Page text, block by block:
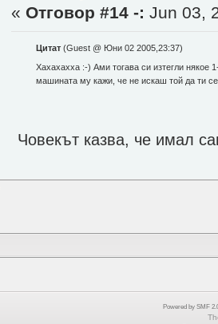
« Отговор #14 -: Jun 03,
Цитат(Guest @ Юни 02 2005,23:37)
Хахахахха :-) Ами тогава си изтегли някое
машината му кажи, че не искаш той да ти
Човекът казва, че имал
Powered by SMF